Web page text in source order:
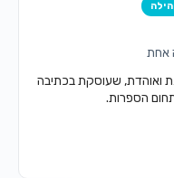
אחת
ואוהדת, שעוסקת בכתיבה
הספרות.